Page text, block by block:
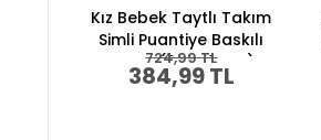
Kız Bebek Taytlı Takım
Simli Puantiye Baskılı
Fuşya (9 Ay-1 Yaş)
384,99 TL
724,99 TL